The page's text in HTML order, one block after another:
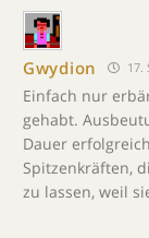
Gwydion 17.
Einfach nur
gehabt.
Dauer
Spitzenkräften,
zu lassen, weil